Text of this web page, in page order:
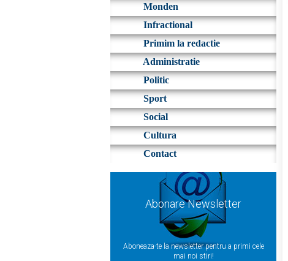
Monden
Infractional
Primim la redactie
Administratie
Politic
Sport
Social
Cultura
Contact
Abonare Newsletter
Aboneaza-te la newsletter pentru a primi cele
mai noi stiri!